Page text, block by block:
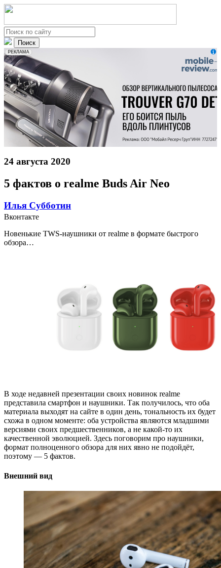
erid: 2VfnxxmNzs5
РЕКЛАМА
24 августа 2020
5 фактов о realme Buds Air Neo
Илья Субботин
Вконтакте
Новенькие TWS-наушники от realme в формате быстрого
обзора…
В ходе недавней презентации своих новинок realme
представила смартфон и наушники. Так получилось, что оба
материала выходят на сайте в один день, тональность их будет
схожа в одном моменте: оба устройства являются младшими
версиями своих предшественников, а не какой-то их
качественной эволюцией. Здесь поговорим про наушники,
формат полноценного обзора для них явно не подойдёт,
поэтому — 5 фактов.
Внешний вид